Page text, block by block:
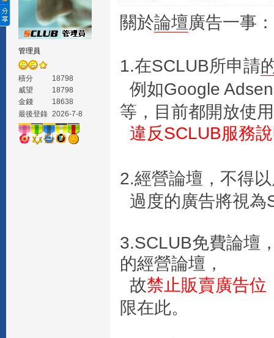
管理員
積分
18798
威望
18798
金錢
18638
最後登錄 2026-7-8
關於論壇廣告一事：
1.在SCLUB所申請
例如Google
等，目前都開放使
違反SCLUB服務
2.經營論壇，不得
過度的廣告將視為
3.SCLUB免費論壇
的經營論壇，
故禁止販賣廣告位
限在此。